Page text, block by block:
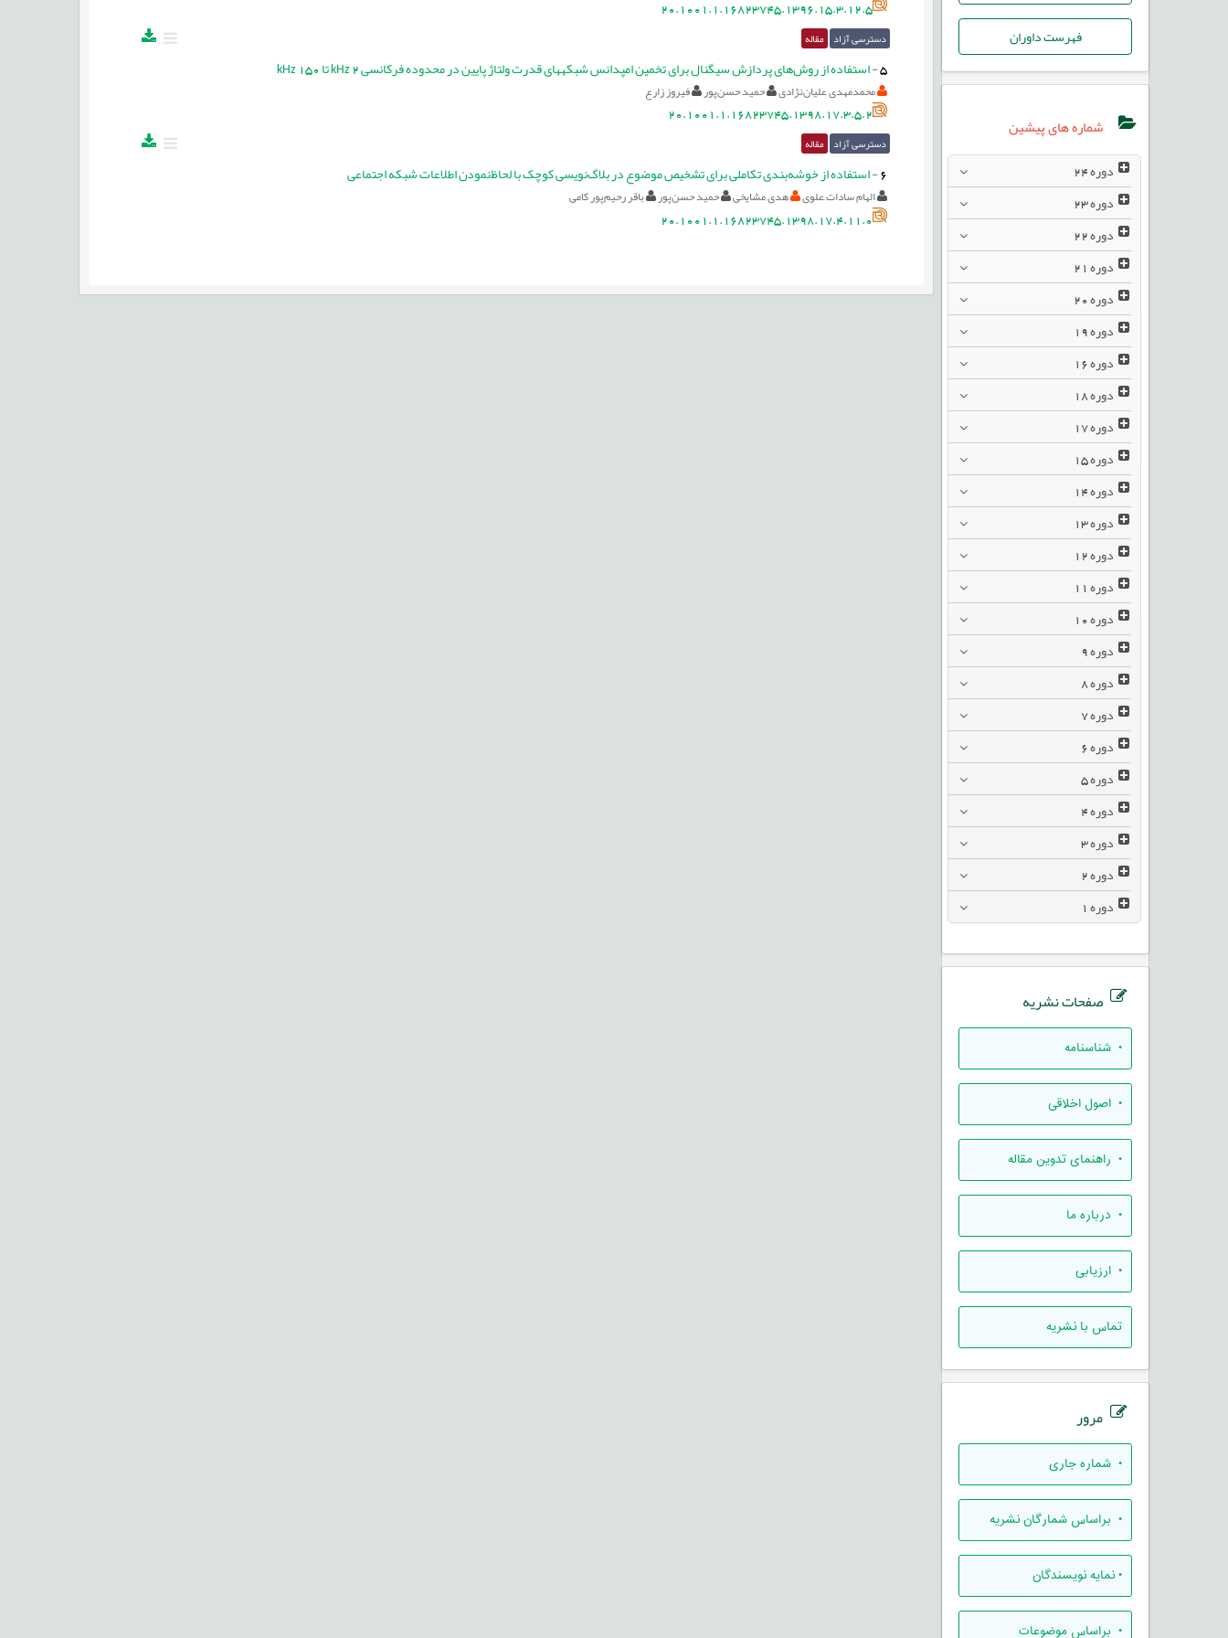
فهرست داوران
شماره های پیشین
دوره
دوره
دوره
دوره
دوره
دوره
دوره
دوره
دوره
دوره
دوره
دوره
دوره
دوره
دوره
دوره
دوره
دوره
دوره
دوره
دوره
دوره
دوره
دوره
صفحات نشریه
• شناسنامه
• اصول اخلاقی
• راهنمای تدوين مقاله
• درباره ما
• ارزيابی
تماس با نشریه
مرور
• شماره جاری
• براساس شمارگان نشریه
•نمایه نویسندگان
• براساس موضوعات
20.1001.1.16823745.1396.15.3.12.5
دسترسی آزاد مقاله
5
-استفاده از روش‌های پردازش سیگنال برای تخمین امپدانس شبکه‎های قدرت ولتاژ پایین در محدوده فرکانسی kHz 2 تا kHz 150
محمدمهدی علیان‌نژادی حمید حسن‌پور فیروز زارع
20.1001.1.16823745.1398.17.3.5.2
دسترسی آزاد مقاله
6
-استفاده از خوشه‌بندی تکاملی برای تشخیص موضوع در بلاگ‌نویسی کوچک با لحاظ‌نمودن اطلاعات شبکه اجتماعی
الهام سادات َعلوی هدی مشایخی حمید حسن‌پور باقر رحیم‌پور کامی
20.1001.1.16823745.1398.17.4.11.0